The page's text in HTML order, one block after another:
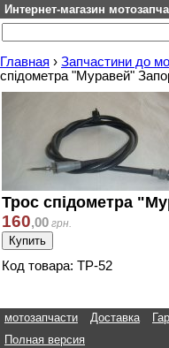
Интернет-магазин
Главная › Запчастини до
спідометра "Муравей"
Трос спідометра
160,00 грн.
Код товара: ТР-52
мотозапчасти Доставка
Полная версия